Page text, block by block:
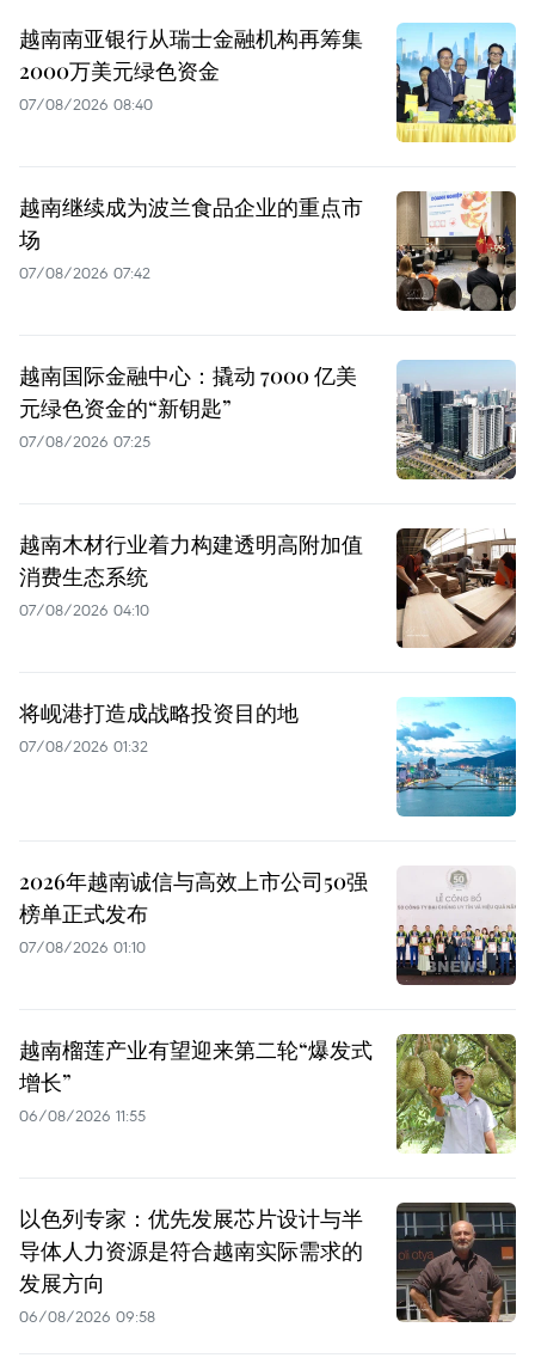
越南南亚银行从瑞士金融机构再筹集
2000万美元绿色资金
07/08/2026 08:40
越南继续成为波兰食品企业的重点市
场
07/08/2026 07:42
越南国际金融中心：撬动 7000 亿美
元绿色资金的“新钥匙”
07/08/2026 07:25
越南木材行业着力构建透明高附加值
消费生态系统
07/08/2026 04:10
将岘港打造成战略投资目的地
07/08/2026 01:32
2026年越南诚信与高效上市公司50强
榜单正式发布
07/08/2026 01:10
越南榴莲产业有望迎来第二轮“爆发式
增长”
06/08/2026 11:55
以色列专家：优先发展芯片设计与半
导体人力资源是符合越南实际需求的
发展方向
06/08/2026 09:58